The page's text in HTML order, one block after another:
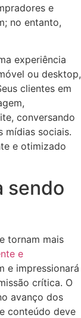
e
no entanto,
experiência
ou desktop,
clientes em
conversando
mídias sociais.
e otimizado
sendo
tornam mais
e
e impressionará
crítica. O
avanço dos
conteúdo deve